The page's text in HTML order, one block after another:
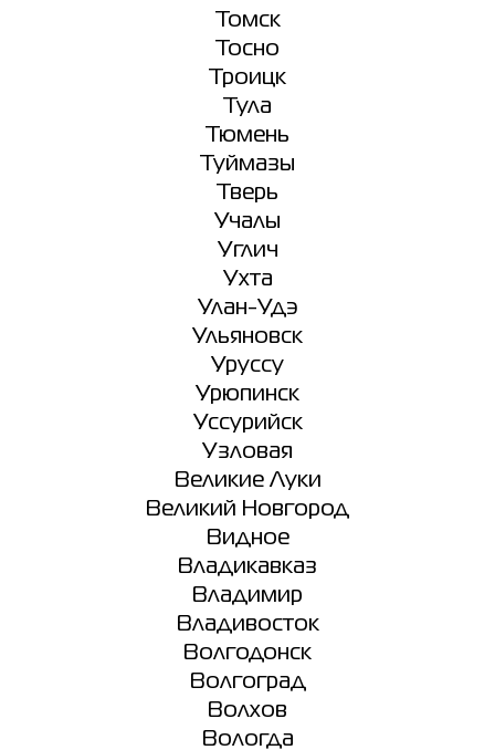
Томск
Тосно
Троицк
Тула
Тюмень
Туймазы
Тверь
Учалы
Углич
Ухта
Улан-Удэ
Ульяновск
Уруссу
Урюпинск
Уссурийск
Узловая
Великие Луки
Великий Новгород
Видное
Владикавказ
Владимир
Владивосток
Волгодонск
Волгоград
Волхов
Вологда